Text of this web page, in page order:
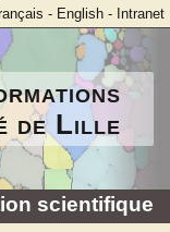
- English - Intranet
de Lille
scientifique